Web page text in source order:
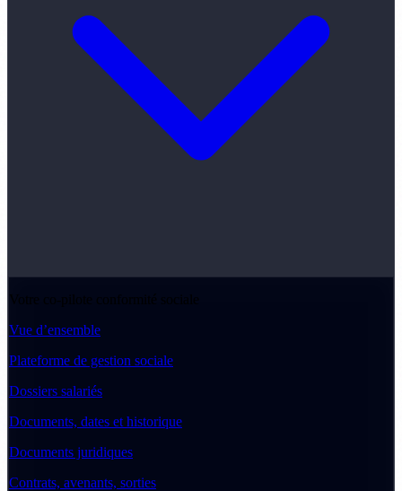
Votre co-pilote conformité sociale
Vue d’ensemble
Plateforme de gestion sociale
Dossiers salariés
Documents, dates et historique
Documents juridiques
Contrats, avenants, sorties